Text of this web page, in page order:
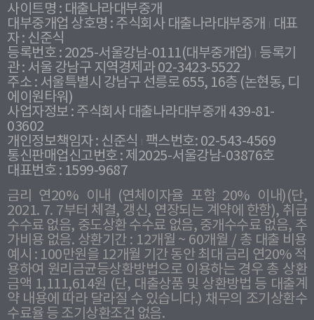
사이트명 : 대출나라대부중개
대부중개업 상호명 : 주식회사 대출나라대부중개
대표
자 : 신준식
등록번호 : 2025-서울강남-0111(대부중개업) 등록기
관 : 서울 강남구 지역경제과 02-3423-5522
주소 : 서울특별시 강남구 선릉로 655, 16층 (논현동, 디
에이원타워)
사업자정보 : 주식회사 대출나라대부중개 439-81-
03602
개인정보책임자 : 신준식
팩스번호: 02-543-4569
통신판매업신고번호 : 제2025-서울강남-03876호
대표번호 : 1599-9687
금리 연20% 이내 (연체이자율 포함 20% 이내)(단,
2021. 7. 7부터 체결, 갱신, 연장되는 계약에 한함), 취급
수수료 없음, 중도상환 수수료 없음, 중개수수료 없음, 추
가비용 없음. 상환기간 : 12개월 ~ 60개월 / 총 대출 비용
예시 : 100만원을 12개월 기간 동안 최대 금리 연20% 적
용하여 원리금균등상환방법으로 이용하는 경우 총 상환
금액 1,111,614원 (단, 대출상품 및 상환방법 등 대출계
약 내용에 따라 달라질 수 있습니다.) 채무의 조기상환수
수료율 등 조기상환조건 없음.